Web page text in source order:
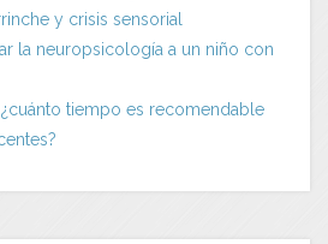
y crisis sensorial
la neuropsicología a un niño con
¿cuánto tiempo es recomendable